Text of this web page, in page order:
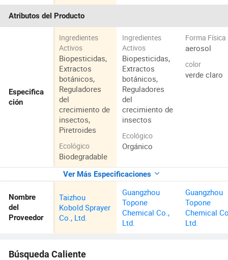
Atributos del Producto
Especifica
ción
Ingredientes
Activos
Biopesticidas,
Extractos
botánicos,
Reguladores
del
crecimiento de
insectos,
Piretroides
Ecológico
Biodegradable
Ingredientes
Activos
Biopesticidas,
Extractos
botánicos,
Reguladores
del
crecimiento de
insectos
Ecológico
Orgánico
Forma Física
aerosol
color
verde claro
Ver Más Especificaciones
Nombre
del
Proveedor
Taizhou
Kobold Sprayer
Co., Ltd.
Guangzhou
Topone
Chemical Co.,
Ltd.
Guangzhou
Topone
Chemical
Ltd.
Búsqueda Caliente